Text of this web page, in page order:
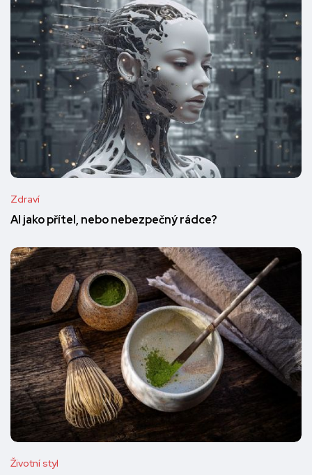
Zdraví
AI jako přítel, nebo nebezpečný rádce?
Životní styl